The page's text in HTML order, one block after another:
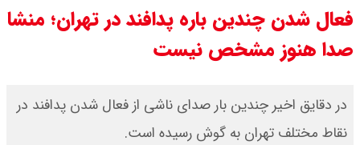
فعال شدن چندین باره پدافند در تهران؛ منشا
صدا هنوز مشخص نیست
در دقایق اخیر چندین بار صدای ناشی از فعال شدن پدافند در
نقاط مختلف تهران به گوش رسیده است.